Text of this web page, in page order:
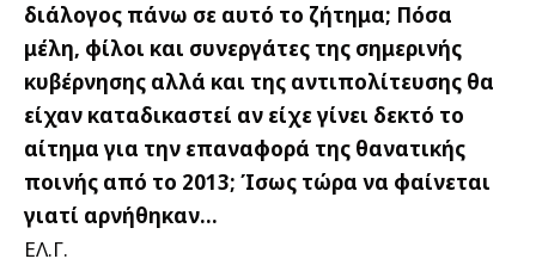
διάλογος πάνω σε αυτό το ζήτημα; Πόσα
μέλη, φίλοι και συνεργάτες της σημερινής
κυβέρνησης αλλά και της αντιπολίτευσης θα
είχαν καταδικαστεί αν είχε γίνει δεκτό το
αίτημα για την επαναφορά της θανατικής
ποινής από το 2013; Ίσως τώρα να φαίνεται
γιατί αρνήθηκαν…
ΕΛ.Γ.